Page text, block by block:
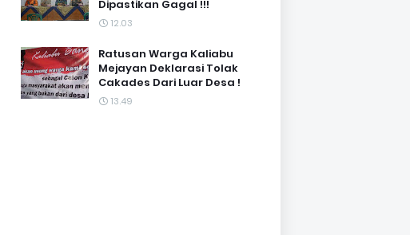
Dipastikan Gagal !!!
12.03
Ratusan Warga Kaliabu
Mejayan Deklarasi Tolak
Cakades Dari Luar Desa !
13.49